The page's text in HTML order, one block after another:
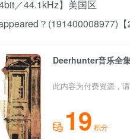
／44.1kHz】美国区
？(191400008977)
Deerhunter音乐全
此内容为付费资源，
19 积分